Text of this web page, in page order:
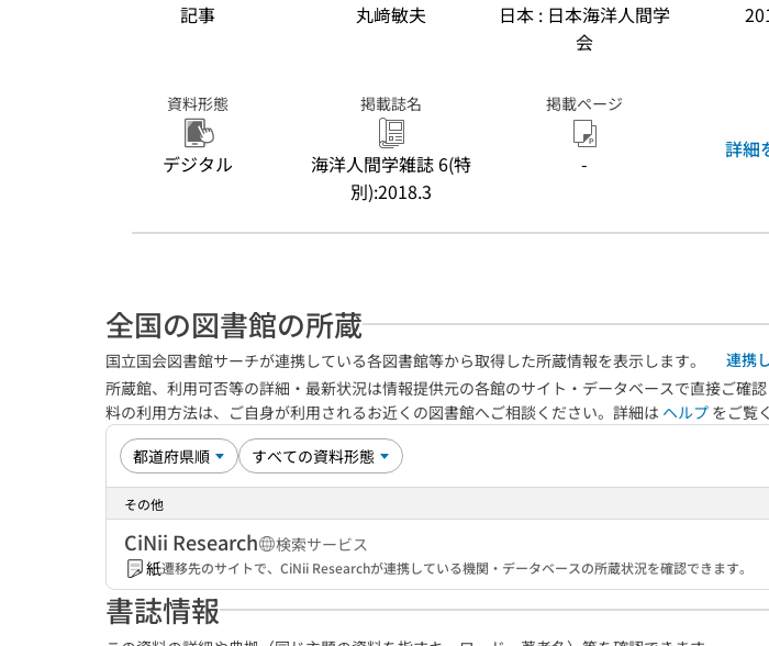
記事 丸﨑敏夫
日本 : 日本海洋人間学
会
資料形態
デジタル
掲載誌名
海洋人間学雑誌 6(特
別):2018.3
掲載ページ
-
詳細
全国の図書館の所蔵
国立国会図書館サーチが連携している各図書館等から取得した所蔵情報を表示します。
連携
所蔵館、利用可否等の詳細・最新状況は情報提供元の各館のサイト・データベースで直接ご確
料の利用方法は、ご自身が利用されるお近くの図書館へご相談ください。詳細は ヘルプ をご覧
その他
CiNii Research
検索サービス
紙遷移先のサイトで、CiNii Researchが連携している機関・データベースの所蔵状況を確認できます。
書誌情報